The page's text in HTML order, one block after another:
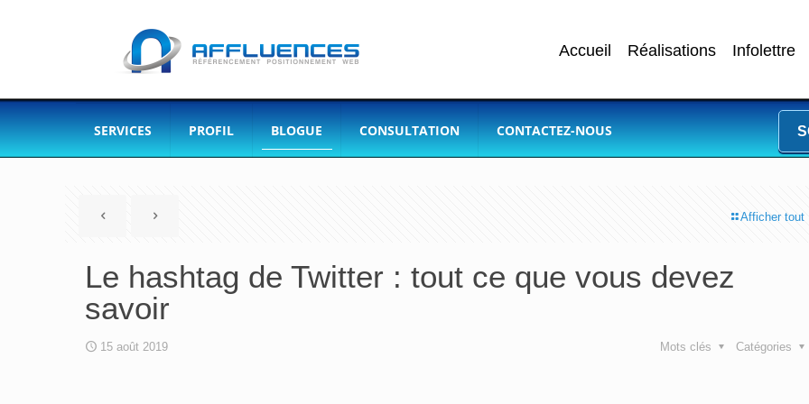
SERVICES PROFIL BLOGUE CONSULTATION CONTACTEZ-NOUS
Accueil Réalisations Infolettre
Afficher tout
Le hashtag de Twitter : tout ce que vous devez
savoir
15 août 2019 Catégories
Mots clés